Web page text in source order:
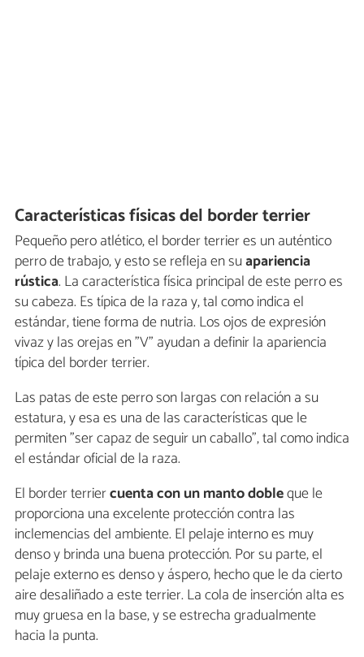
Características físicas del border terrier
Pequeño pero atlético, el border terrier es un auténtico
perro de trabajo, y esto se refleja en suapariencia
rústica. La característica física principal de este perro es
su cabeza. Es típica de la raza y, tal como indica el
estándar, tiene forma de nutria. Los ojos de expresión
vivaz y las orejas en "V" ayudan a definir la apariencia
típica del border terrier.
Las patas de este perro son largas con relación a su
estatura, y esa es una de las características que le
permiten "ser capaz de seguir un caballo", tal como indica
el estándar oficial de la raza.
El border terriercuenta con un manto dobleque le
proporciona una excelente protección contra las
inclemencias del ambiente. El pelaje interno es muy
denso y brinda una buena protección. Por su parte, el
pelaje externo es denso y áspero, hecho que le da cierto
aire desaliñado a este terrier. La cola de inserción alta es
muy gruesa en la base, y se estrecha gradualmente
hacia la punta.